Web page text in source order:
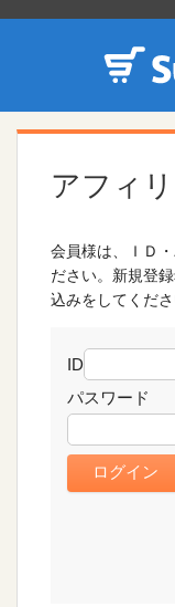
アフィ
会員様は、ＩＤ
ださい。新規登
込みをしてくださ
ID
パスワード